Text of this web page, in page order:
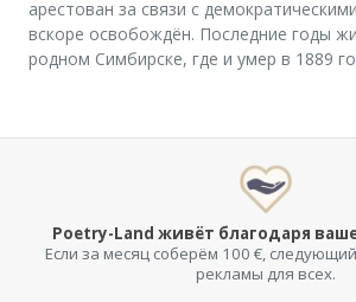
арестован за связи с
вскоре освобождён. Последние годы
родном Симбирске, где и умер в 1889
Poetry-Land живёт благодаря
Если за месяц соберём 100 €,
рекламы для всех.